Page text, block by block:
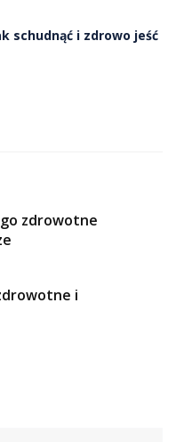
schudnąć i zdrowo jeść
zdrowotne
i